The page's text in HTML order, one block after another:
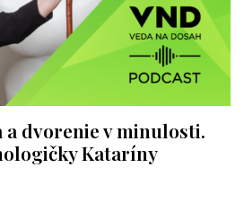
a dvorenie v minulosti.
Kataríny